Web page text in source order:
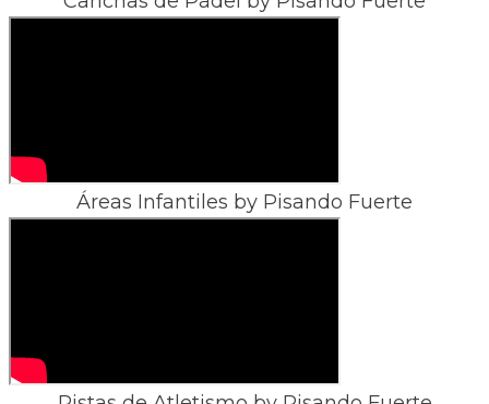
Áreas Infantiles by Pisando Fuerte